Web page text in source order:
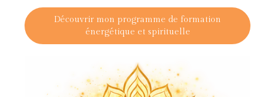
Découvrir mon programme de formation
énergétique et spirituelle